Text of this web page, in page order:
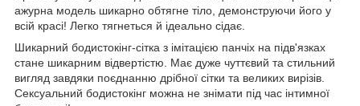
ажурна модель шикарно обтягне тіло, демонструючи його у
всій красі! Легко тягнеться й ідеально сідає.
Шикарний бодистокінг-сітка з імітацією панчіх на підв'язках
стане шикарним відвертістю. Має дуже чуттєвий та стильний
вигляд завдяки поєднанню дрібної сітки та великих вирізів.
Сексуальний бодистокінг можна не знімати під час інтимної